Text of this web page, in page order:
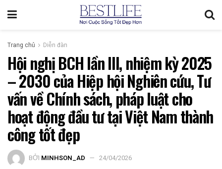
Trang chủ Diễn đàn
Hội nghị BCH lần III, nhiệm kỳ 2025
– 2030 của Hiệp hội Nghiên cứu, Tư
vấn về Chính sách, pháp luật cho
hoạt động đầu tư tại Việt Nam thành
công tốt đẹp
BỞI MINHSON_AD 24/04/2026